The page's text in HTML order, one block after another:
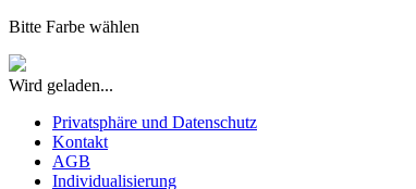
Bitte Farbe wählen
Wird geladen...
Privatsphäre und Datenschutz
Kontakt
AGB
Individualisierung